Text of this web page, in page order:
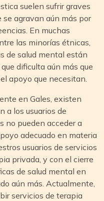
suelen sufrir graves
se agravan aún más por
En muchas
las minorías étnicas,
de salud mental están
dificulta aún más que
apoyo que necesitan.
en Gales, existen
a los usuarios de
no pueden acceder a
adecuado en materia
usuarios de servicios
privada, y con el cierre
de salud mental en
aún más. Actualmente,
servicios de terapia